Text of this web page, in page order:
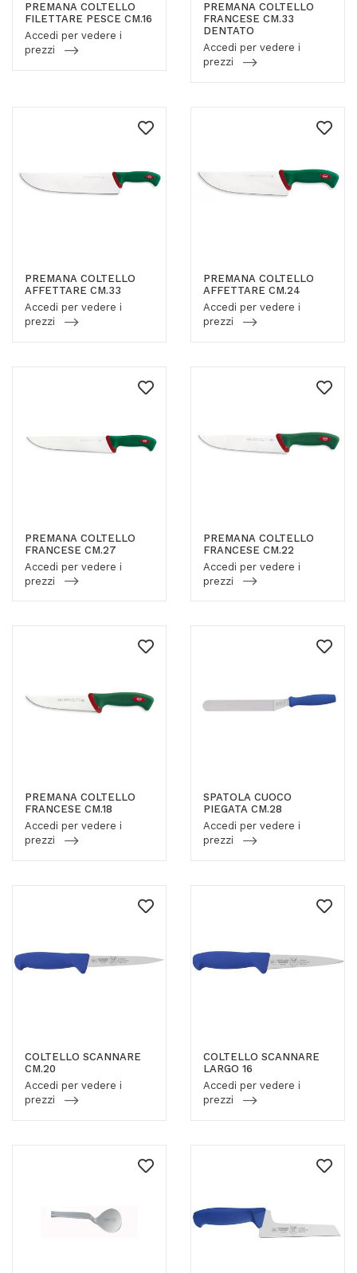
PREMANA COLTELLO
FILETTARE PESCE CM.16
Accedi per vedere i
prezzi
PREMANA COLTELLO
FRANCESE CM.33
DENTATO
Accedi per vedere i
prezzi
PREMANA COLTELLO
AFFETTARE CM.33
Accedi per vedere i
prezzi
PREMANA COLTELLO
AFFETTARE CM.24
Accedi per vedere i
prezzi
PREMANA COLTELLO
FRANCESE CM.27
Accedi per vedere i
prezzi
PREMANA COLTELLO
FRANCESE CM.22
Accedi per vedere i
prezzi
PREMANA COLTELLO
FRANCESE CM.18
Accedi per vedere i
prezzi
SPATOLA CUOCO
PIEGATA CM.28
Accedi per vedere i
prezzi
COLTELLO SCANNARE
CM.20
Accedi per vedere i
prezzi
COLTELLO SCANNARE
LARGO 16
Accedi per vedere i
prezzi